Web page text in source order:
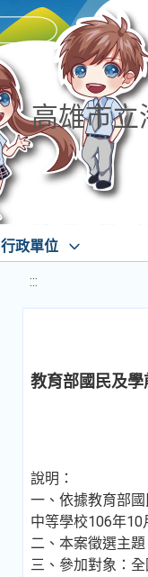
高雄市立
行政單位
:::
教育部國民及學
說明：
一、依據教育部
中等學校106年10
二、本案徵選主
三、參加對象：